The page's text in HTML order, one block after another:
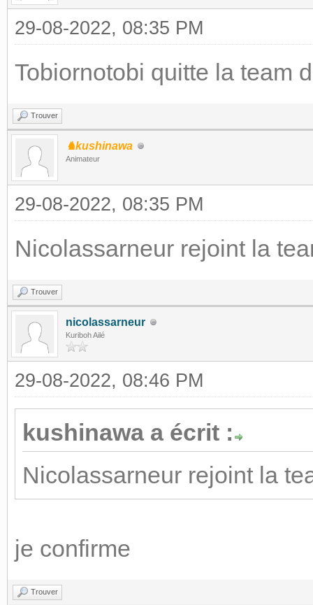
29-08-2022, 08:35 PM
Tobiornotobi quitte la team
Trouver
♞kushinawa
Animateur
29-08-2022, 08:35 PM
Nicolassarneur rejoint la
Trouver
nicolassarneur
Kuriboh Ailé
29-08-2022, 08:46 PM
kushinawa a écrit :
Nicolassarneur rejoint la
je confirme
Trouver